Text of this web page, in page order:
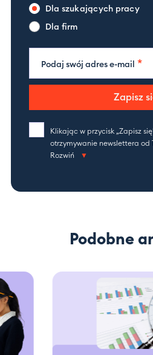
Dla szukających pracy
Dla firm
Podaj swój adres e-mail *
Zapisz
Klikając w przycisk „Zapisz
otrzymywanie newslettera od
Rozwiń
Podobne